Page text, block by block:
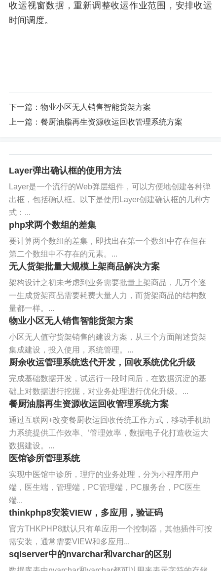
收运视窗数据，重新调整收运作业范围，安排收运
时间调度。
下一篇： 物业小区无人销售智能货架方案
上一篇： 餐厨油脂再生资源收运回收管理系统方案
Layer弹出确认框的使用方法
Layer是一个流行的Web弹层组件，可以方便地创建各种弹
出框，包括确认框。以下是使用Layer创建确认框的几种方
式：...
php求两个数组的差集
要计算两个数组的差集，即找出在第一个数组中存在但在
第二个数组中不存在的元素。...
无人货架批量大规模上架商品解决方案
架构设计之初未考虑到业务需要批量上架商品，几万个逐
一生成货架商品需要耗费大量人力，而货架商品的结构数
量都一样。...
物业小区无人销售智能货架方案
小区无人值守货架销售的建设方案，从三个方面阐述货架
集成建设，投入使用，系统管理。...
厨余收运管理系统迭代开发，回收系统优化升级
完成基础数据开发，试运行一段时间后，在数据沉淀的基
础上对数据进行挖掘，对业务处理进行优化升级。...
餐厨油脂再生资源收运回收管理系统方案
通过互联网+改变餐厨收运回收传统工作方式，移动手机助
力系统提供工作效率、’管理效率，数据电子化打造收运大
数据建设。...
医馆诊所管理系统
实现中医馆中诊所，理疗的业务处理，分为小程序用户
端，医生端，管理端，PC管理端，PC服务台，PC医生
端...
thinkphp8安装VIEW，多应用，验证码
官方THKPHP8默认只有单应用一个控制器，其他插件可按
需安装，通常需要VIEW和多应用...
sqlserver中的nvarchar和varchar的区别